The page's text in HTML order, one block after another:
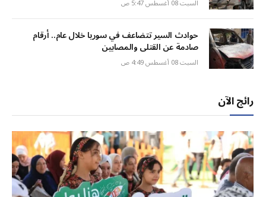
السبت 08 أغسطس 5:47 ص
حوادث السير تتضاعف في سوريا خلال عام.. أرقام
صادمة عن القتلى والمصابين
السبت 08 أغسطس 4:49 ص
رائج الآن